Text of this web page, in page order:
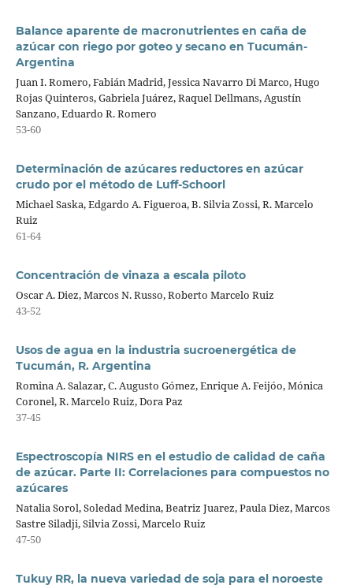
Balance aparente de macronutrientes en caña de
azúcar con riego por goteo y secano en Tucumán-
Argentina
Juan I. Romero, Fabián Madrid, Jessica Navarro Di Marco, Hugo
Rojas Quinteros, Gabriela Juárez, Raquel Dellmans, Agustín
Sanzano, Eduardo R. Romero
53-60
Determinación de azúcares reductores en azúcar
crudo por el método de Luff-Schoorl
Michael Saska, Edgardo A. Figueroa, B. Silvia Zossi, R. Marcelo
Ruiz
61-64
Concentración de vinaza a escala piloto
Oscar A. Diez, Marcos N. Russo, Roberto Marcelo Ruiz
43-52
Usos de agua en la industria sucroenergética de
Tucumán, R. Argentina
Romina A. Salazar, C. Augusto Gómez, Enrique A. Feijóo, Mónica
Coronel, R. Marcelo Ruiz, Dora Paz
37-45
Espectroscopía NIRS en el estudio de calidad de caña
de azúcar. Parte II: Correlaciones para compuestos no
azúcares
Natalia Sorol, Soledad Medina, Beatriz Juarez, Paula Diez, Marcos
Sastre Siladji, Silvia Zossi, Marcelo Ruiz
47-50
Tukuy RR, la nueva variedad de soja para el noroeste